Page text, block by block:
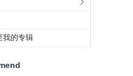
我的专辑